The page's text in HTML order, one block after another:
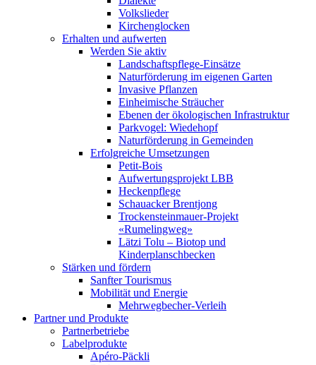
Volkslieder
Kirchenglocken
Erhalten und aufwerten
Werden Sie aktiv
Landschaftspflege-Einsätze
Naturförderung im eigenen Garten
Invasive Pflanzen
Einheimische Sträucher
Ebenen der ökologischen Infrastruktur
Parkvogel: Wiedehopf
Naturförderung in Gemeinden
Erfolgreiche Umsetzungen
Petit-Bois
Aufwertungsprojekt LBB
Heckenpflege
Schauacker Brentjong
Trockensteinmauer-Projekt
«Rumelingweg»
Lätzi Tolu – Biotop und
Kinderplanschbecken
Stärken und fördern
Sanfter Tourismus
Mobilität und Energie
Mehrwegbecher-Verleih
Partner und Produkte
Partnerbetriebe
Labelprodukte
Apéro-Päckli